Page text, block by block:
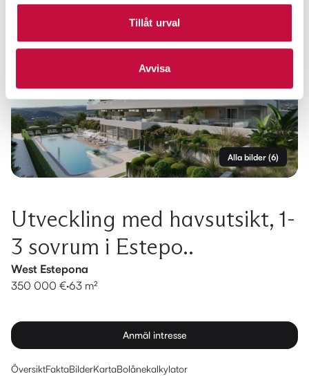
Tillåt urval
Avvisa
Alla bilder (6)
Utveckling med havsutsikt, 1-
3 sovrum i Estepo..
West Estepona
350 000 €·63 m²
Anmäl intresse
ÖversiktFaktaBilderKartaBolånekalkylator